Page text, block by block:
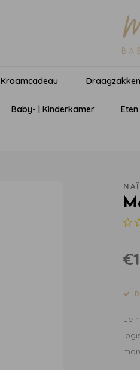
Kraamcadeau Draagzakken
Baby- | Kinderkamer
Je